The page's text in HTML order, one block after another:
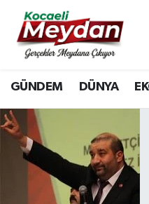
GÜNDEM DÜNYA
Nöbetçi Eczaneler
Hava Durumu
Trafik Durumu
Süper Lig Puan
Tüm Manşetler